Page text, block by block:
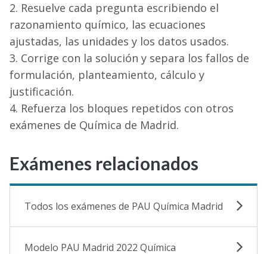
Resuelve cada pregunta escribiendo el
razonamiento químico, las ecuaciones
ajustadas, las unidades y los datos usados.
Corrige con la solución y separa los fallos de
formulación, planteamiento, cálculo y
justificación.
Refuerza los bloques repetidos con otros
exámenes de Química de Madrid.
Exámenes relacionados
Todos los exámenes de PAU Química Madrid
Modelo PAU Madrid 2022 Química